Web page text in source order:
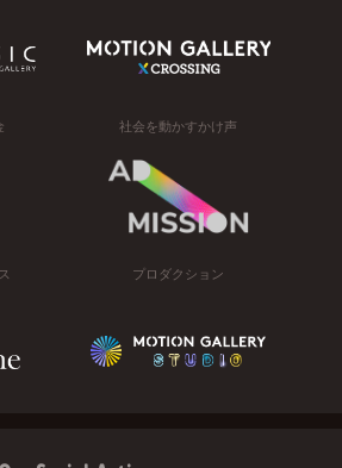
社会を動かすかけ声
プロダクション